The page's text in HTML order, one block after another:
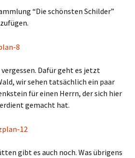
“Die schönsten Schilder”
Dafür geht es jetzt
wir sehen tatsächlich ein paar
für einen Herrn, der sich hier
gemacht hat.
gibt es auch noch. Was übrigens